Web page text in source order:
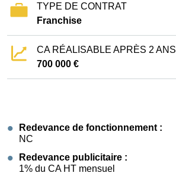
TYPE DE CONTRAT
Franchise
CA RÉALISABLE APRÈS 2 ANS
700 000 €
Redevance de fonctionnement :
NC
Redevance publicitaire :
1% du CA HT mensuel